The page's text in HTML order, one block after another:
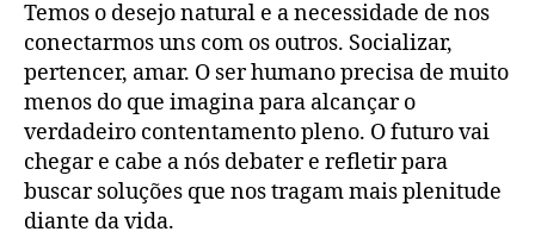
Temos o desejo natural e a necessidade de nos
conectarmos uns com os outros. Socializar,
pertencer, amar. O ser humano precisa de muito
menos do que imagina para alcançar o
verdadeiro contentamento pleno. O futuro vai
chegar e cabe a nós debater e refletir para
buscar soluções que nos tragam mais plenitude
diante da vida.